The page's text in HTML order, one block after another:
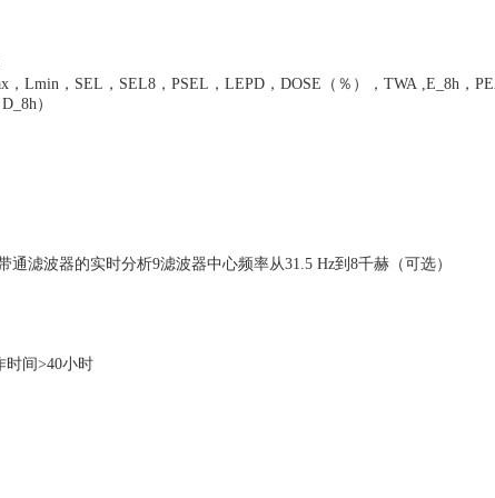
， Lmin ， SEL ， SEL8 ， PSEL ， LEPD ， DOSE （％）， TWA ,E_8h ，
D_8h）
通滤波器的实时分析9滤波器中心频率从31.5 Hz到 8千赫（可选）
时间>40小时